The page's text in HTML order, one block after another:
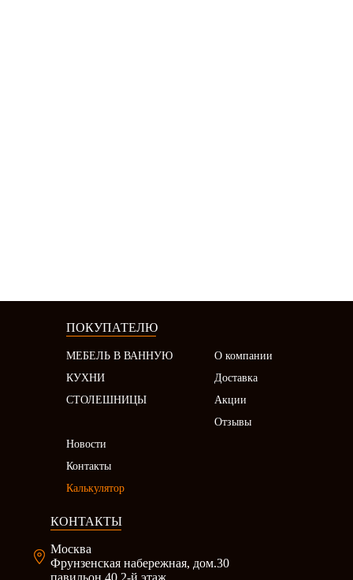
ПОКУПАТЕЛЮ
МЕБЕЛЬ В ВАННУЮ
КУХНИ
СТОЛЕШНИЦЫ
О компании
Доставка
Акции
Отзывы
Новости
Контакты
Калькулятор
КОНТАКТЫ
Москва
Фрунзенская набережная, дом.30
павильон 40 2-й этаж.